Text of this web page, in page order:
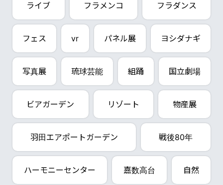
ライブ フラメンコ フラダンス
フェス vr パネル展 ヨシダナギ
写真展 琉球芸能 組踊 国立劇場
ビアガーデン リゾート 物産展
羽田エアポートガーデン 戦後80年
ハーモニーセンター 嘉数高台 自然